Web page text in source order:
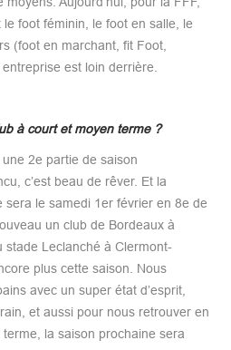
foot féminin, le foot en salle, le
(foot en marchant, fit Foot,
est loin derrière.
à court et moyen terme ?
2e partie de saison
c’est beau de rêver. Et la
sera le samedi 1er février en 8e de
un club de Bordeaux à
stade Leclanché à Clermont-
plus cette saison. Nous
avec un super état d’esprit,
et aussi pour nous retrouver en
la saison prochaine sera